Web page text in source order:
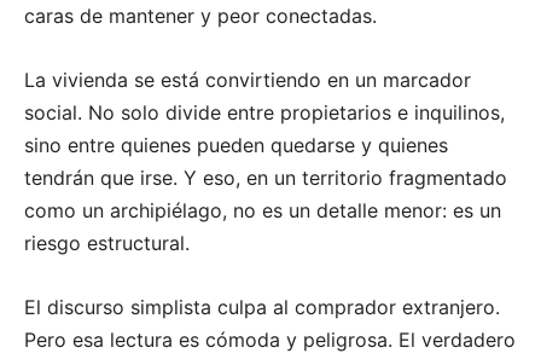
caras de mantener y peor conectadas.
La vivienda se está convirtiendo en un marcador
social. No solo divide entre propietarios e inquilinos,
sino entre quienes pueden quedarse y quienes
tendrán que irse. Y eso, en un territorio fragmentado
como un archipiélago, no es un detalle menor: es un
riesgo estructural.
El discurso simplista culpa al comprador extranjero.
Pero esa lectura es cómoda y peligrosa. El verdadero